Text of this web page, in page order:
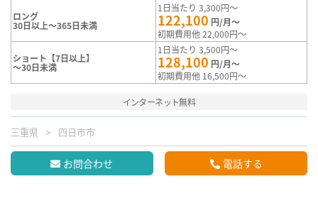
ロング
30日以上～365日未満
1日当たり 3,300円～
122,100 円/月～
初期費用他 22,000円～
ショート【7日以上】
～30日未満
1日当たり 3,500円～
128,100 円/月～
初期費用他 16,500円～
インターネット無料
三重県 四日市市
お問合わせ 電話する